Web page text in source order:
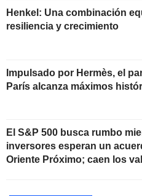
Henkel: Una combinación
resiliencia y crecimiento
Impulsado por Hermès, el
París alcanza máximos
El S&P 500 busca rumbo
inversores esperan un
Oriente Próximo; caen los